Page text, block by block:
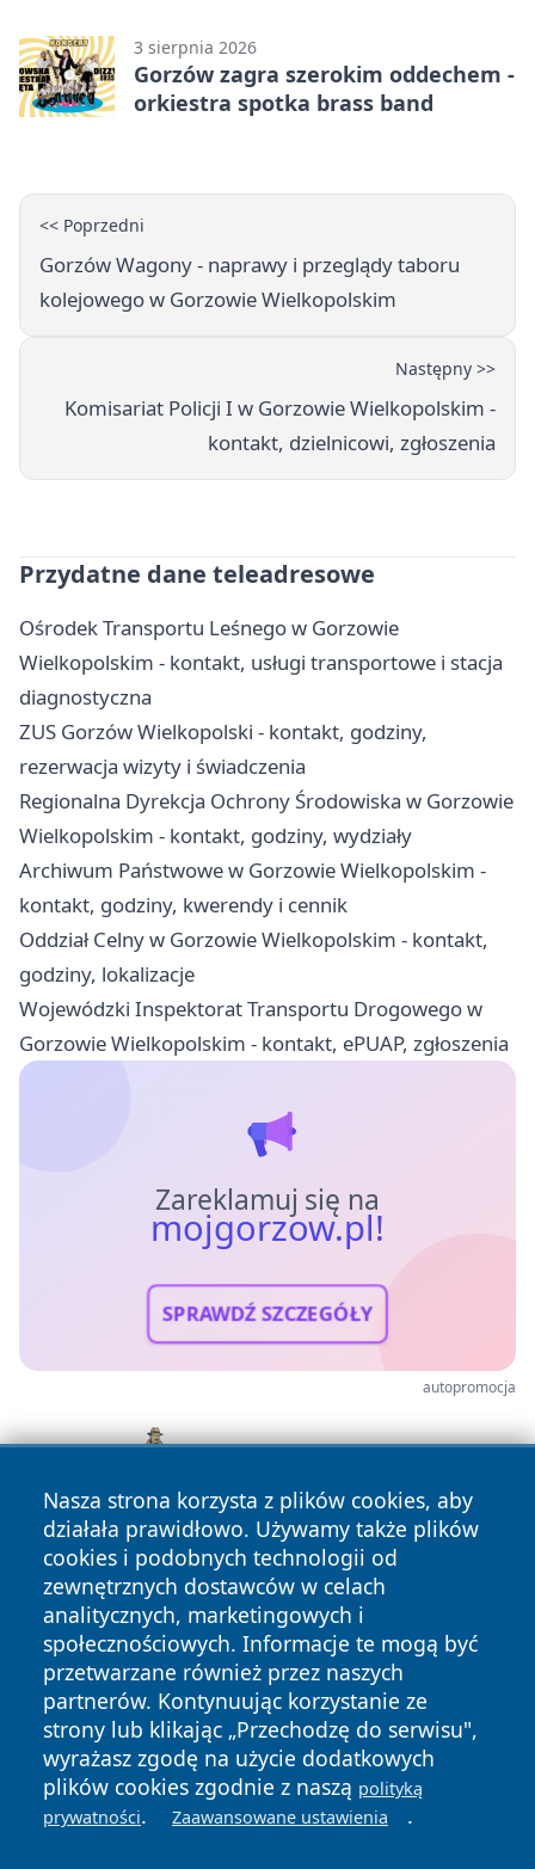
3 sierpnia 2026
Gorzów zagra szerokim oddechem -
orkiestra spotka brass band
<< Poprzedni
Gorzów Wagony - naprawy i przeglądy taboru
kolejowego w Gorzowie Wielkopolskim
Następny >>
Komisariat Policji I w Gorzowie Wielkopolskim -
kontakt, dzielnicowi, zgłoszenia
Przydatne dane teleadresowe
Ośrodek Transportu Leśnego w Gorzowie
Wielkopolskim - kontakt, usługi transportowe i stacja
diagnostyczna
ZUS Gorzów Wielkopolski - kontakt, godziny,
rezerwacja wizyty i świadczenia
Regionalna Dyrekcja Ochrony Środowiska w Gorzowie
Wielkopolskim - kontakt, godziny, wydziały
Archiwum Państwowe w Gorzowie Wielkopolskim -
kontakt, godziny, kwerendy i cennik
Oddział Celny w Gorzowie Wielkopolskim - kontakt,
godziny, lokalizacje
Wojewódzki Inspektorat Transportu Drogowego w
Gorzowie Wielkopolskim - kontakt, ePUAP, zgłoszenia
Zareklamuj się na
mojgorzow.pl!
SPRAWDŹ SZCZEGÓŁY
autopromocja
Nasza strona korzysta z plików cookies, aby
działała prawidłowo. Używamy także plików
cookies i podobnych technologii od
zewnętrznych dostawców w celach
analitycznych, marketingowych i
społecznościowych. Informacje te mogą być
przetwarzane również przez naszych
partnerów. Kontynuując korzystanie ze
strony lub klikając „Przechodzę do serwisu",
wyrażasz zgodę na użycie dodatkowych
plików cookies zgodnie z naszą polityką
prywatności. Zaawansowane ustawienia .
Copyright © 2026 mojgorzow.pl Wszystkie prawa zastrzeżone.
News Autorzy
Polityka
Prywatności
Polityka
Cookies